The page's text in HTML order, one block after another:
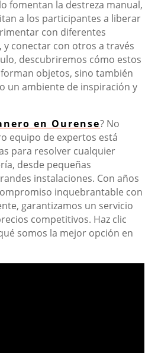
fomentan la destreza manual,
a los participantes a liberar
con diferentes
y conectar con otros a través
descubriremos cómo estos
objetos, sino también
un ambiente de inspiración y
en Ourense? No
equipo de expertos está
para resolver cualquier
desde pequeñas
instalaciones. Con años
inquebrantable con
garantizamos un servicio
competitivos. Haz clic
somos la mejor opción en